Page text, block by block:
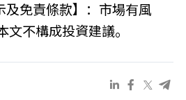
及免責條款】：市場有風
不構成投資建議。